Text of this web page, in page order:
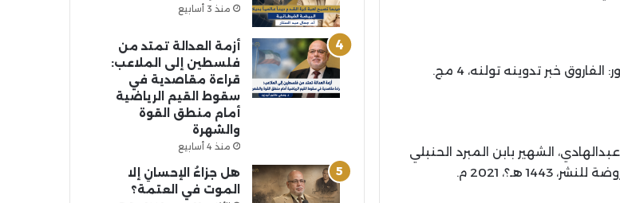
خبر تدوينه تولنه، 4 مج.
الشهير بابن المبرد الحنبلي
منذ 3 أسابيع
أزمة العدالة تمتد من
فلسطين إلى الملاعب:
قراءة مقاصدية في
سقوط القيم الرياضية
أمام منطق القوة
والشهرة
منذ 4 أسابيع
هل جزاءُ الإحسانِ إلا
الموت في العتمة؟